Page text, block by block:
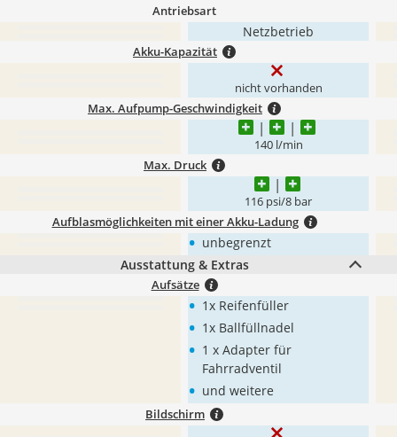
Antriebsart
Netzbetrieb
Akku-Kapazität
nicht vorhanden
Max. Aufpump-Geschwindigkeit
140 l/min
Max. Druck
116 psi/8 bar
Aufblasmöglichkeiten mit einer Akku-Ladung
• unbegrenzt
Ausstattung & Extras
Aufsätze
• 1x Reifenfüller
• 1x Ballfüllnadel
• 1 x Adapter für
Fahrradventil
• und weitere
Bildschirm